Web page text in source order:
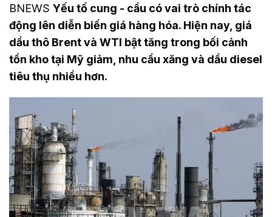
BNEWS Yếu tố cung - cầu có vai trò chính tác
động lên diễn biến giá hàng hóa. Hiện nay, giá
dầu thô Brent và WTI bật tăng trong bối cảnh
tồn kho tại Mỹ giảm, nhu cầu xăng và dầu diesel
tiêu thụ nhiều hơn.